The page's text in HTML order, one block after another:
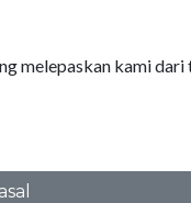
melepaskan kami dari